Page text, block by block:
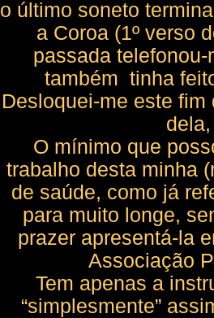
o último soneto
a Coroa (1º verso
passada
também tinha
Desloquei-me este
O mínimo que
trabalho desta minha
de saúde, como já
para muito longe,
prazer apresentá-la
Associação
Tem apenas a
“simplesmente”